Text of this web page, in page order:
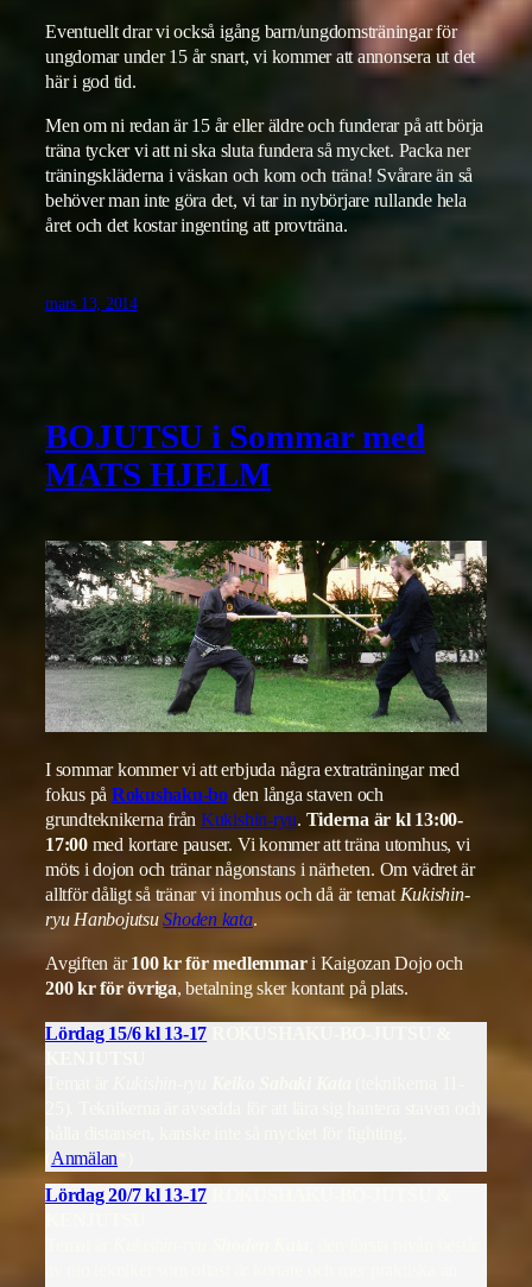
Eventuellt drar vi också igång barn/ungdomsträningar för
ungdomar under 15 år snart, vi kommer att annonsera ut det
här i god tid.
Men om ni redan är 15 år eller äldre och funderar på att börja
träna tycker vi att ni ska sluta fundera så mycket. Packa ner
träningskläderna i väskan och kom och träna! Svårare än så
behöver man inte göra det, vi tar in nybörjare rullande hela
året och det kostar ingenting att provträna.
mars 13, 2014
BOJUTSU i Sommar med
MATS HJELM
I sommar kommer vi att erbjuda några extraträningar med
fokus på Rokushaku-boden långa staven och
grundteknikerna från Kukishin-ryu. Tiderna är kl 13:00-
17:00med kortare pauser. Vi kommer att träna utomhus, vi
möts i dojon och tränar någonstans i närheten. Om vädret är
alltför dåligt så tränar vi inomhus och då är tematKukishin-
ryu HanbojutsuShoden kata.
Avgiften är100 kr för medlemmari Kaigozan Dojo och
200 kr för övriga, betalning sker kontant på plats.
Lördag 15/6 kl 13-17
Anmälan
Lördag 20/7 kl 13-17